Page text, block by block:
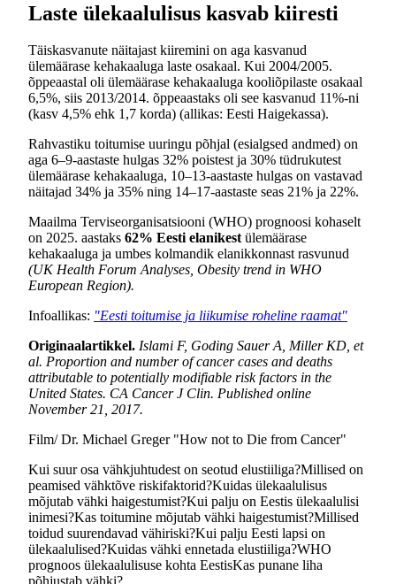
Laste ülekaalulisus kasvab kiiresti
Täiskasvanute näitajast kiiremini on aga kasvanud
ülemäärase kehakaaluga laste osakaal. Kui 2004/2005.
õppeaastal oli ülemäärase kehakaaluga kooliõpilaste osakaal
6,5%, siis 2013/2014. õppeaastaks oli see kasvanud 11%-ni
(kasv 4,5% ehk 1,7 korda) (allikas: Eesti Haigekassa).
Rahvastiku toitumise uuringu põhjal (esialgsed andmed) on
aga 6–9-aastaste hulgas 32% poistest ja 30% tüdrukutest
ülemäärase kehakaaluga, 10–13-aastaste hulgas on vastavad
näitajad 34% ja 35% ning 14–17-aastaste seas 21% ja 22%.
Maailma Terviseorganisatsiooni (WHO) prognoosi kohaselt
on 2025. aastaks 62% Eesti elanikestülemäärase
kehakaaluga ja umbes kolmandik elanikkonnast rasvunud
(UK Health Forum Analyses, Obesity trend in WHO
European Region).
Infoallikas: "Eesti toitumise ja liikumise roheline raamat"
Originaalartikkel. Islami F, Goding Sauer A, Miller KD, et
al. Proportion and number of cancer cases and deaths
attributable to potentially modifiable risk factors in the
United States. CA Cancer J Clin. Published online
November 21, 2017.
Film/ Dr. Michael Greger "How not to Die from Cancer"
Kui suur osa vähkjuhtudest on seotud elustiiliga?Millised on
peamised vähktõve riskifaktorid?Kuidas ülekaalulisus
mõjutab vähki haigestumist?Kui palju on Eestis ülekaalulisi
inimesi?Kas toitumine mõjutab vähki haigestumist?Millised
toidud suurendavad vähiriski?Kui palju Eesti lapsi on
ülekaalulised?Kuidas vähki ennetada elustiiliga?WHO
prognoos ülekaalulisuse kohta EestisKas punane liha